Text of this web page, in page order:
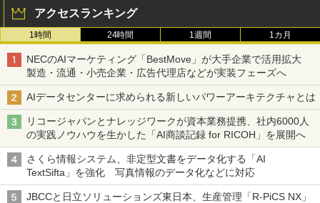
アクセスランキング
1時間 24時間 1週間 1カ月
NECのAIマーケティング「BestMove」が大手企業で活用拡大
製造・流通・小売企業・広告代理店などが実装フェーズへ
AIデータセンターに求められる新しいパワーアーキテクチャとは
リコージャパンとナレッジワークが資本業務提携、社内6000人
の実践ノウハウを生かした「AI商談記録 for RICOH」を展開へ
さくら情報システム、非定型文書をデータ化する「AI
TextSifta」を強化 写真情報のデータ化などに対応
JBCCと日立ソリューションズ東日本、生産管理「R-PiCS NX」